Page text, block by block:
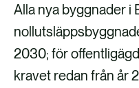
e
d
i
n
b
o
o
k
s
t
Alla nya byggnader i
2030; för
kravet redan från år